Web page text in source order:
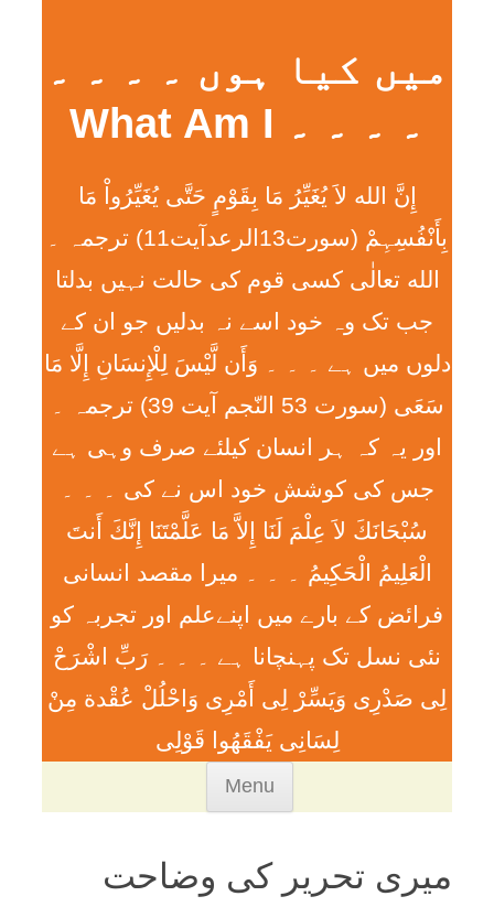
میں کیا ہوں ۔ ۔ ۔ ۔
۔ ۔ ۔ ۔ What Am I
إِنَّ الله لاَ يُغَيِّرُ مَا بِقَوْمٍ حَتَّی يُغَيِّرُواْ مَا
بِأَنْفُسِہِمْ (سورت13الرعدآیت11) ترجمہ ۔
الله تعالٰی کسی قوم کی حالت نہیں بدلتا
جب تک وہ خود اسے نہ بدلیں جو ان کے
دلوں میں ہے ۔ ۔ ۔ وَأَن لَّيْسَ لِلْإِنسَانِ إِلَّا مَا
سَعَی (سورت 53 النّجم آیت 39) ترجمہ ۔
اور یہ کہ ہر انسان کیلئے صرف وہی ہے
جس کی کوشش خود اس نے کی ۔ ۔ ۔
سُبْحَانَكَ لاَ عِلْمَ لَنَا إِلاَّ مَا عَلَّمْتَنَا إِنَّكَ أَنتَ
الْعَلِيمُ الْحَكِيمُ ۔ ۔ ۔ ميرا مقصد انسانی
فرائض کے بارے میں اپنےعلم اور تجربہ کو
نئی نسل تک پہنچانا ہے ۔ ۔ ۔ رَبِّ اشْرَحْ
لِی صَدْرِی وَيَسِّرْ لِی أَمْرِی وَاحْلُلْ عُقْدة مِنْ
لِسَانِی يَفْقَھُوا قَوْلِی
Menu
content
میری تحریر کی وضاحت